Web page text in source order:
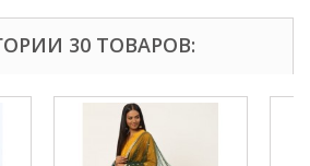
30 ТОВАРОВ: